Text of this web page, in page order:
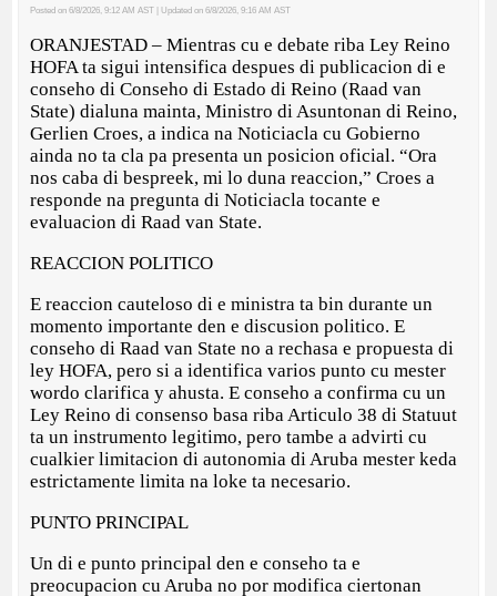
Posted on 6/8/2026, 9:12 AM AST | Updated on 6/8/2026, 9:16 AM AST
ORANJESTAD – Mientras cu e debate riba Ley Reino
HOFA ta sigui intensifica despues di publicacion di e
conseho di Conseho di Estado di Reino (Raad van
State) dialuna mainta, Ministro di Asuntonan di Reino,
Gerlien Croes, a indica na Noticiacla cu Gobierno
ainda no ta cla pa presenta un posicion oficial. “Ora
nos caba di bespreek, mi lo duna reaccion,” Croes a
responde na pregunta di Noticiacla tocante e
evaluacion di Raad van State.
REACCION POLITICO
E reaccion cauteloso di e ministra ta bin durante un
momento importante den e discusion politico. E
conseho di Raad van State no a rechasa e propuesta di
ley HOFA, pero si a identifica varios punto cu mester
wordo clarifica y ahusta. E conseho a confirma cu un
Ley Reino di consenso basa riba Articulo 38 di Statuut
ta un instrumento legitimo, pero tambe a advirti cu
cualkier limitacion di autonomia di Aruba mester keda
estrictamente limita na loke ta necesario.
PUNTO PRINCIPAL
Un di e punto principal den e conseho ta e
preocupacion cu Aruba no por modifica ciertonan